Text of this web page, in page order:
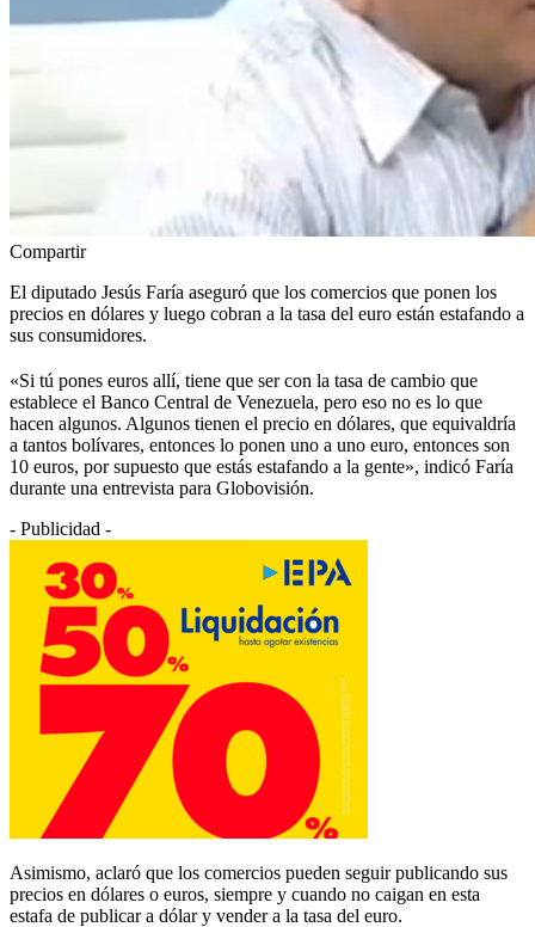
Compartir
El diputado Jesús Faría aseguró que los comercios que ponen los
precios en dólares y luego cobran a la tasa del euro están estafando a
sus consumidores.
«Si tú pones euros allí, tiene que ser con la tasa de cambio que
establece el Banco Central de Venezuela, pero eso no es lo que
hacen algunos. Algunos tienen el precio en dólares, que equivaldría
a tantos bolívares, entonces lo ponen uno a uno euro, entonces son
10 euros, por supuesto que estás estafando a la gente», indicó Faría
durante una entrevista para Globovisión.
- Publicidad -
Asimismo, aclaró que los comercios pueden seguir publicando sus
precios en dólares o euros, siempre y cuando no caigan en esta
estafa de publicar a dólar y vender a la tasa del euro.